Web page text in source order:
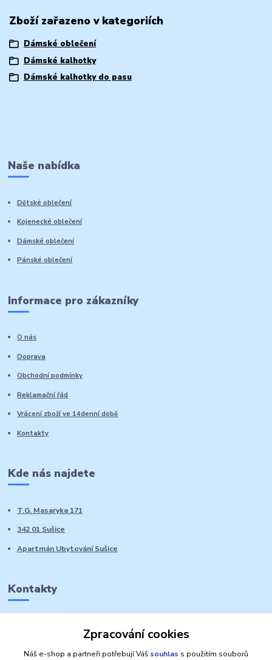
Zboží zařazeno v kategoriích
Dámské oblečení
Dámské kalhotky
Dámské kalhotky do pasu
Naše nabídka
Dětské oblečení
Kojenecké oblečení
Dámské oblečení
Pánské oblečení
Informace pro zákazníky
O nás
Doprava
Obchodní podmínky
Reklamační řád
Vrácení zboží ve 14denní době
Kontakty
Kde nás najdete
T.G. Masaryka 171
342 01 Sušice
Apartmán Ubytování Sušice
Kontakty
Zpracování cookies
Náš e-shop a partneři potřebují Váš souhlas s použitím souborů